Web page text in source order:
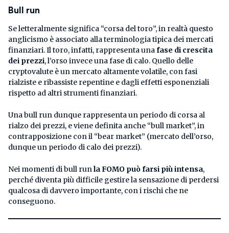
Bull run
Se letteralmente significa “corsa del toro”, in realtà questo
anglicismo è associato alla terminologia tipica dei mercati
finanziari. Il toro, infatti, rappresenta unafase di crescita
dei prezzi, l’orso invece una fase di calo. Quello delle
cryptovalute è un mercato altamente volatile, con fasi
rialziste e ribassiste repentine e dagli effetti esponenziali
rispetto ad altri strumenti finanziari.
Una bull run dunque rappresenta un periodo di corsa al
rialzo dei prezzi, e viene definita anche “bull market”, in
contrapposizione con il “bear market” (mercato dell’orso,
dunque un periodo di calo dei prezzi).
Nei momenti di bull runla FOMO può farsi più intensa,
perché diventa più difficile gestire la sensazione di perdersi
qualcosa di davvero importante, con i rischi che ne
conseguono.